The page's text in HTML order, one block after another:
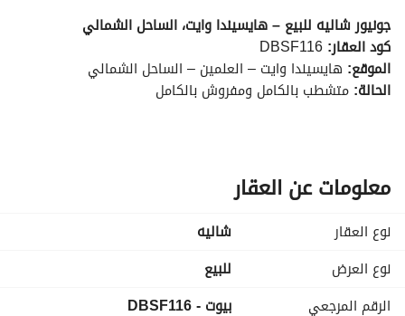
جونيور شاليه للبيع – هايسيندا وايت، الساحل الشمالي
كود العقار:
الموقع: هايسيندا وايت – العلمين – الساحل الشمالي
الحالة: متشطب بالكامل ومفروش بالكامل
المساحة المبنية: 262 متر مربع
جاهز للسكن
السعر المطلوب
33,500,000 جنيه مصري
معلومات عن العقار
نوع العقار
شاليه
نوع العرض
للبيع
الرقم المرجعي
بيوت - DBSF116